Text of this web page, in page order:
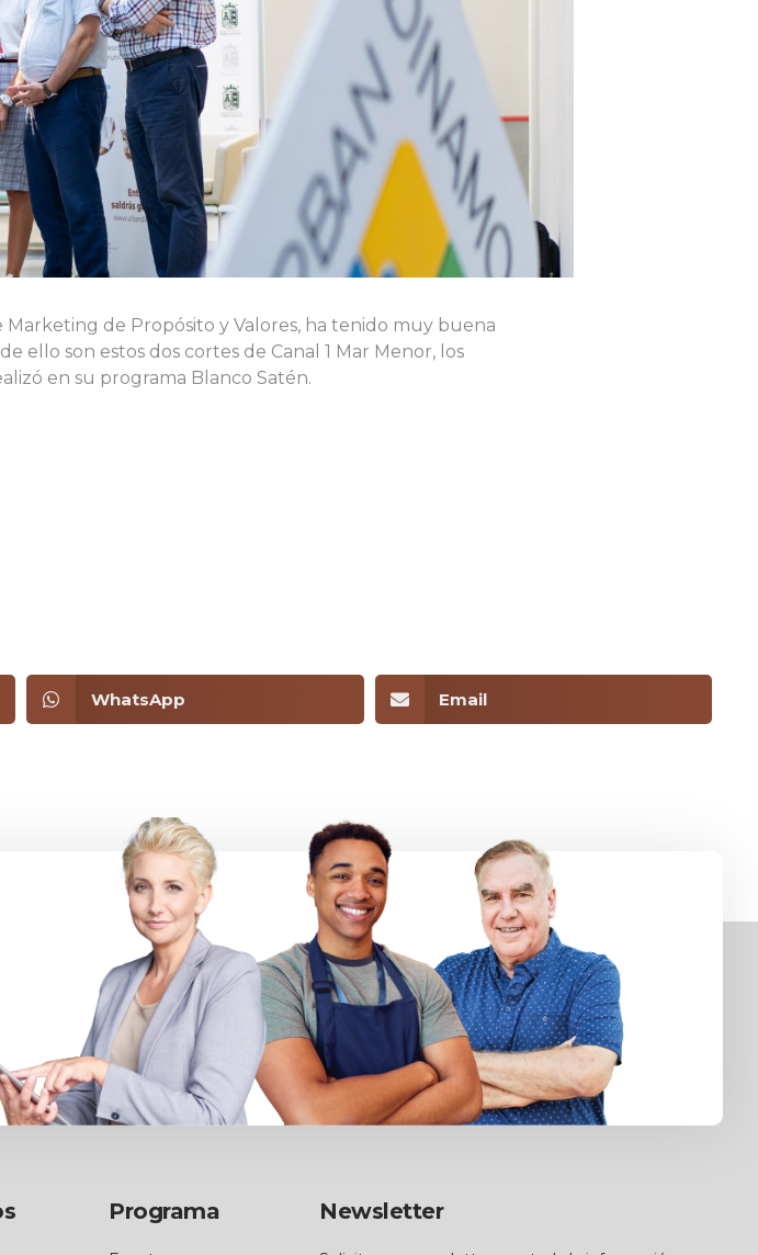
de Propósito y Valores, ha tenido muy buena
ello son estos dos cortes de Canal 1 Mar Menor, los
en su programa Blanco Satén.
WhatsApp Email
Programa Newsletter